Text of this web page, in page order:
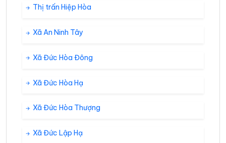
Thị trấn Hiệp Hòa
Xã An Ninh Tây
Xã Đức Hòa Đông
Xã Đức Hòa Hạ
Xã Đức Hòa Thượng
Xã Đức Lập Hạ